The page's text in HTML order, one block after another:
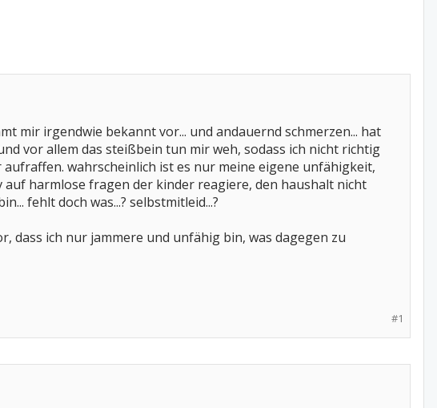
mir irgendwie bekannt vor... und andauernd schmerzen... hat
vor allem das steißbein tun mir weh, sodass ich nicht richtig
wahrscheinlich ist es nur meine eigene unfähigkeit,
harmlose fragen der kinder reagiere, den haushalt nicht
fehlt doch was...? selbstmitleid...?
dass ich nur jammere und unfähig bin, was dagegen zu
#1